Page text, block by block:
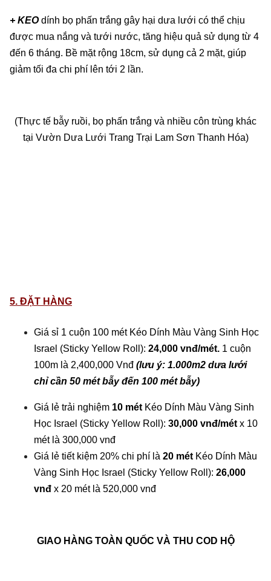
+ KEOdính bọ phấn trắng gây hại dưa lưới có thể chịu
được mua nắng và tưới nước, tăng hiệu quả sử dụng từ 4
đến 6 tháng. Bề mặt rộng 18cm, sử dụng cả 2 mặt, giúp
giảm tối đa chi phí lên tới 2 lần.
(Thực tế bẫy ruồi, bọ phấn trắng và nhiều côn trùng khác
tại Vườn Dưa Lưới Trang Trại Lam Sơn Thanh Hóa)
5. ĐẶT HÀNG
Giá sỉ 1 cuộn 100 mét Kéo Dính Màu Vàng Sinh Học
Israel (Sticky Yellow Roll): 24,000 vnđ/mét. 1 cuộn
100m là 2,400,000 Vnđ (lưu ý: 1.000m2 dưa lưới
chỉ cần 50 mét bẫy đến 100 mét bẫy)
Giá lẻ trải nghiệm 10 mét Kéo Dính Màu Vàng Sinh
Học Israel (Sticky Yellow Roll): 30,000 vnđ/mét x 10
mét là 300,000 vnđ
Giá lẻ tiết kiệm 20% chi phí là 20 mét Kéo Dính Màu
Vàng Sinh Học Israel (Sticky Yellow Roll): 26,000
vnđ x 20 mét là 520,000 vnđ
GIAO HÀNG TOÀN QUỐC VÀ THU COD HỘ